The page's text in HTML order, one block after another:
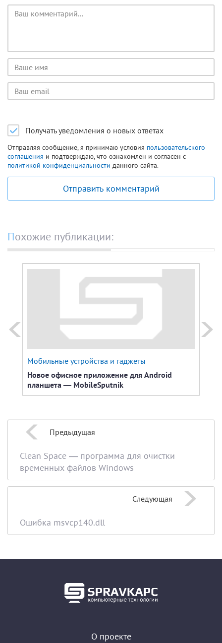
Текст
комментария
Имя
пользователя
Email
пользователя
Получать уведомления о новых ответах
Отправляя сообщение, я принимаю условия пользовательского
соглашения и подтверждаю, что ознакомлен и согласен с
политикой конфиденциальности данного сайта.
Отправить комментарий
Похожие публикации:
Мобильные устройства и гаджеты
Новое офисное приложение для Android
планшета — MobileSputnik
Предыдущая
Clean Space — программа для очистки
временных файлов Windows
Следующая
Ошибка msvcp140.dll
О проекте